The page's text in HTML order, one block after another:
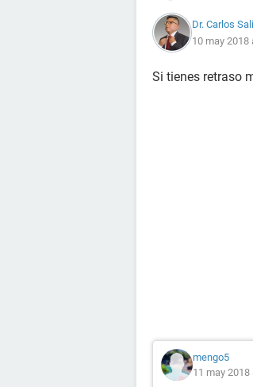
Dr. Carlos
10 may 2018
Si tienes retraso
mengo5
11 may 2018